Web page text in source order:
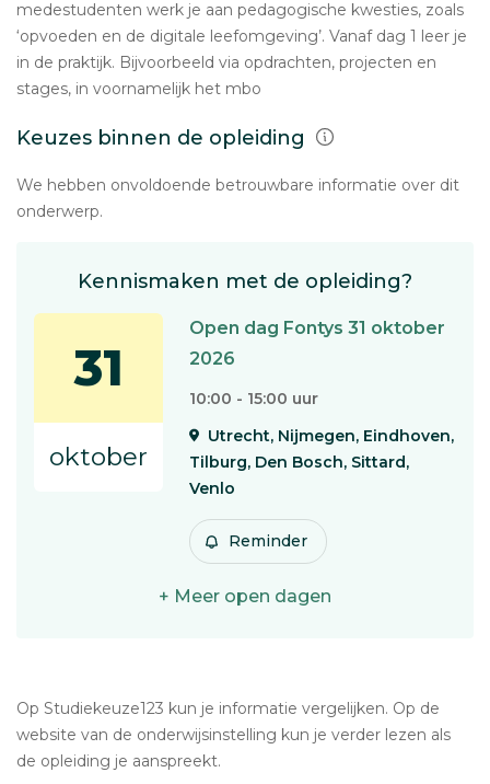
medestudenten werk je aan pedagogische kwesties, zoals
‘opvoeden en de digitale leefomgeving’. Vanaf dag 1 leer je
in de praktijk. Bijvoorbeeld via opdrachten, projecten en
stages, in voornamelijk het mbo
Keuzes binnen de opleiding
We hebben onvoldoende betrouwbare informatie over dit
onderwerp.
Kennismaken met de opleiding?
31
oktober
Open dag Fontys 31 oktober
2026
10:00 - 15:00 uur
Utrecht, Nijmegen, Eindhoven,
Tilburg, Den Bosch, Sittard,
Venlo
Reminder
+ Meer open dagen
Op Studiekeuze123 kun je informatie vergelijken. Op de
website van de onderwijsinstelling kun je verder lezen als
de opleiding je aanspreekt.